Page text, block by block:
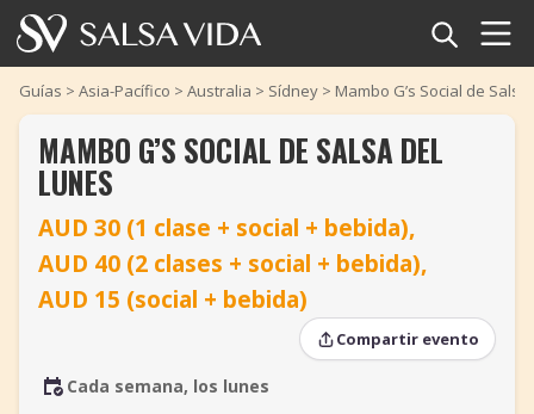
Inicio
Eventos
Artículos
Glosario
Guías > Asia-Pacífico > Australia > Sídney > Mambo G’s Social de
‹
‹
MAMBO G’S SOCIAL DE SALSA DEL
LUNES
AUD 30 (1 clase + social + bebida),
AUD 40 (2 clases + social + bebida),
AUD 15 (social + bebida)
Compartir evento
Cada semana, los lunes